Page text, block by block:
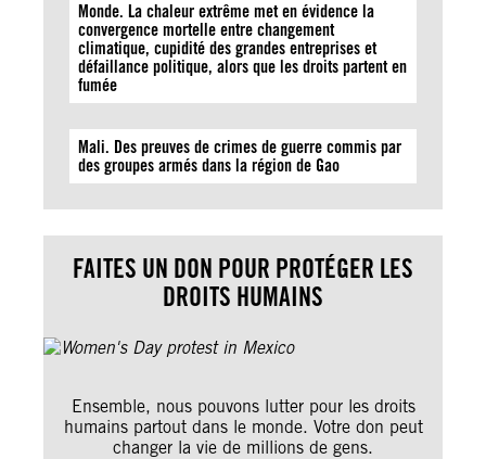
Monde. La chaleur extrême met en évidence la
convergence mortelle entre changement
climatique, cupidité des grandes entreprises et
défaillance politique, alors que les droits partent en
fumée
Mali. Des preuves de crimes de guerre commis par
des groupes armés dans la région de Gao
FAITES UN DON POUR PROTÉGER LES
DROITS HUMAINS
Ensemble, nous pouvons lutter pour les droits
humains partout dans le monde. Votre don peut
changer la vie de millions de gens.